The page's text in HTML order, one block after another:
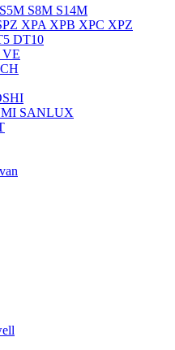
S8M S14M
XPA XPB XPC XPZ
DT10
SANLUX